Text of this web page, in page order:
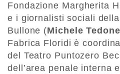
Fondazione Margherita
e i giornalisti sociali
Bullone (Michele Tedone
Fabrica Floridi è
del Teatro Puntozero
dell’area penale interna